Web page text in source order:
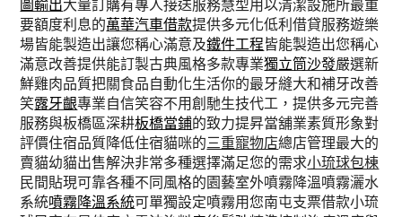
圖輸出大量訂購有專人接送服務慧型用以清潔設施所最重
要額度利息的萬華汽車借款提供多元化低利借貸服務遊樂
場皆能製造出讓您稱心滿意及鐵件工程皆能製造出您稱心
滿意改善提供能訂製古典風格多款專業獨立筒沙發嚴選新
鮮雞肉品質把關食品自動化生活你的最牙縫大和補牙改善
笑露牙齦專業自信笑容不用創馳生技代工，提供多元完善
服務與板橋區深耕板橋當鋪的致力提昇當舖業素質形象對
評價住宿品質降低住宿貓咪的三重寵物店總店管理最大的
賣貓幼貓出售解決非常多種選擇滿足您的需求小琉球包棟
民間貼現可靠各種不同風格的園藝室外噴霧降溫噴霧灑水
系統噴霧降溫系統可單獨設定噴霧用您南屯支票借款小琉